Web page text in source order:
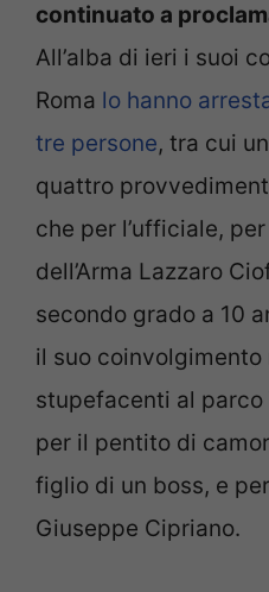
continuato a
All’alba di ieri i suoi
Roma lo hanno
tre persone, tra cui
quattro
che per l’ufficiale,
dell’Arma Lazzaro
secondo grado a 10
il suo
stupefacenti al parco
per il pentito di
figlio di un boss, e
Giuseppe Cipriano.